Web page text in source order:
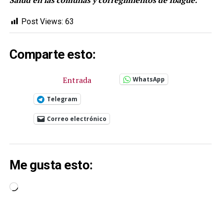
Post Views: 63
Comparte esto:
Entrada WhatsApp
Telegram
Correo electrónico
Me gusta esto:
Cargando...